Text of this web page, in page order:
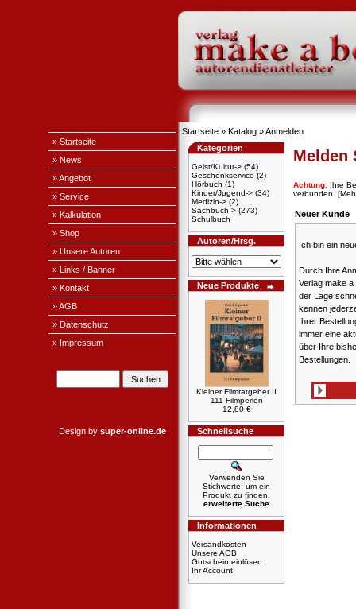
» Startseite
» News
» Angebot
» Service
» Kalkulation
» Shop
» Unsere Autoren
» Links / Banner
» Kontakt
» AGB
» Datenschutz
» Impressum
Design by super-online.de
Startseite » Katalog »Anmelden
Kategorien
Geist/Kultur-> (54)
Geschenkservice (2)
Hörbuch (1)
Kinder/Jugend-> (34)
Medizin-> (2)
Sachbuch-> (273)
Schulbuch
Autoren/Hrsg.
Neue Produkte
Kleiner Filmratgeber II
111 Filmperlen
12,80 €
Schnellsuche
Verwenden Sie
Stichworte, um ein
Produkt zu finden.
erweiterte Suche
Informationen
Versandkosten
Unsere AGB
Gutschein einlösen
Ihr Account
Melden
Achtung: Ihre
verbunden.
Neuer Kunde
Ich bin ein
Durch Ihre
Verlag make
der Lage
kennen
Ihrer
immer eine
über Ihre
Bestellungen.